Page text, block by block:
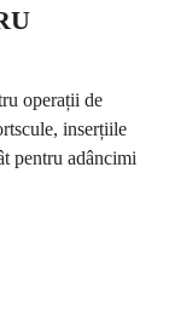
operații de
inserțiile
pentru adâncimi